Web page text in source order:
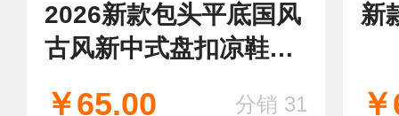
2026新款包头平底国风
古风新中式盘扣凉鞋中
￥65.00 分销 31
新